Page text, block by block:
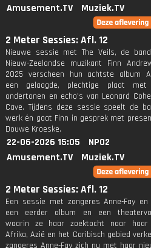
Amusement.TV
Muziek.TV
2 Meter Sessies: Afl. 12
Nieuwe sessie met The Veils, de
Nieuw-Zeelandse muzikant Finn
2025 verscheen hun achtste album
een gelaagde, plechtige plaat met
ondertonen en echo's van Leonard
Cave. Tijdens deze sessie speelt de
werk én gaat Finn in gesprek met
Douwe Kroeske.
22-06-2026 15:05
NPO2
Amusement.TV
Muziek.TV
2 Meter Sessies: Afl. 12
Een sessie met zangeres Anne-Fay en
een eerder album en een
waarin ze haar zoektocht naar
Afrika, Azië en het Caribisch gebied
zangeres Anne-Fay zich nu met haar